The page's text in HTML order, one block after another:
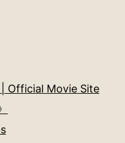
Official Movie Site